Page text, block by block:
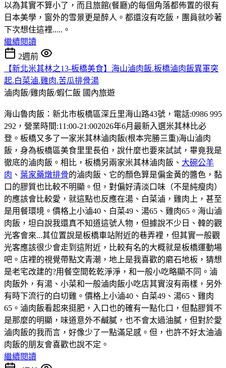
以為其實不算小了，而且旅館(餐廳)的每個角落都佈置的很有
日本美學，窗外的雪景更是醉人。都還沒有吃飯，團員就吵著
下次想住這裡.....。
繼續閱讀
2週前
【新北米其林之13-板橋美食】海山滷肉飯.板橋滷肉飯異軍突
起.白菜滷.雞肉.苦瓜排骨湯
滷肉飯/雞肉飯/蝦仁飯 國內旅遊
海山魯肉飯：新北市板橋區深丘里海山路43號，電話:0986 995
292，營業時間:11:00-21:002026年6月最新入選米其林比必
登。板橋又多了一家米其林滷肉飯(根本完勝三重)海山滷肉
飯，身為板橋區美食里里長伯，說什麼也要來試試，畢竟我是
徹底的滷肉飯。相比，板橋另兩家米其林滷肉飯、 大碗公羊
肉 、 葉家藥燉排骨的滷肉飯、它的顏色算是偏金黃的醬色，黏
口的膠質也比較不明顯。但，對偏好清淡口味（不是純瘦肉）
的應該會比較愛，就這點也反應在湯、白菜滷，雞肉上，甚至
是用餐環境。價格上小滷40、白菜49、湯65、雞肉65。海山滷
肉飯，坦白說我還真不知道這號人物，但據說不少日、韓的觀
光客會來...其位置說是板橋車站附近的巷弄裡，但其實一般觀
光客應該很少會走到這附近，比較有名的大概就是板橋運動場
吧。店裡的視覺帶點文青潮，地上是我喜歡的磨石地板，猜想
是老宅改建的?用餐空間乾乾淨淨，和一般小吃略顯不同。滷
肉飯外，有湯、小菜和一般滷肉飯小吃店其實沒有兩樣，另外
有時下流行的白切雞。價格上小滷40、白菜49、湯65、雞肉
65。滷肉飯看起來挺肥，入口也的確有一點化口，但黏膠質不
是那麼的明顯，味道意外不鹹膩，也不會太過油膩，但對於愛
滷肉飯的我而言，好像少了一點滿足感。但，也許不好太油滷
肉飯的朋友會喜歡也說不定。
繼續閱讀